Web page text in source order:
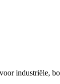
industriële,